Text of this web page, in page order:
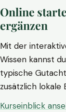
Online
ergänzen
Mit der
Wissen kannst
typische
zusätzlich lokale
Kurseinblick